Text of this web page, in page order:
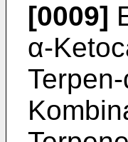
[0009]
α-